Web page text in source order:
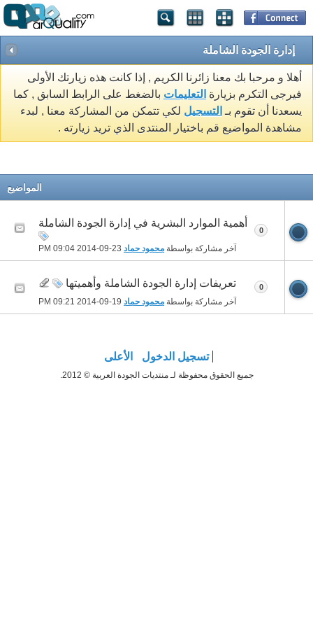
إدارة الجودة الشاملة
أهلا و مرحبا بك معنا زائرنا الكريم , إذا كانت هذه زيارتك الأولى
فيرجى التكرم بزيارة التعليمات بالضغط على الرابط السابق , كما
يسعدنا أن تقوم بـ التسجيل لكي تتمكن من المشاركة معنا , لبدء
مشاهدة المواضيع قم باختيار المنتدى الذي تريد زيارته .
المواضيع
أهمية الموارد البشرية في إدارة الجودة الشاملة
آخر مشاركة بواسطة محمود حماد 09:04 PM
0
تعريفات إدارة الجودة الشاملة وأهميتها
آخر مشاركة بواسطة محمود حماد 09:21 PM
0
تسجيل الدخول الأعلى
جميع الحقوق محفوظة لـ منتديات الجودة العربية © 2012.